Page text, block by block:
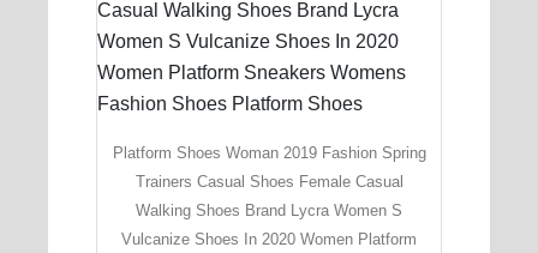
Platform Shoes Woman 2019 Fashion Spring
Trainers Casual Shoes Female Casual
Walking Shoes Brand Lycra Women S
Vulcanize Shoes In 2020 Women Platform